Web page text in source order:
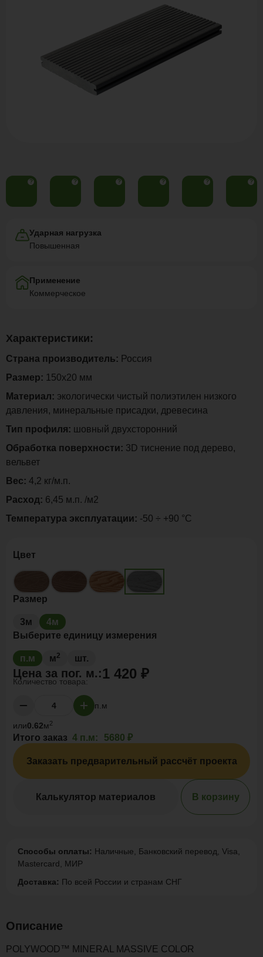
? ? ? ? ? ?
Цвет
Размер
3м
4м
Выберите единицу измерения
п.м м2 шт.
Цена за пог. м.:1 420 ₽
Количество товара:
п.м
или0.62м2
Итого заказ 4 п.м: 5680 ₽
Заказать предварительный рассчёт проекта
Калькулятор материалов В корзину
Способы оплаты: Наличные, Банковский перевод, Visa,
Mastercard, МИР
Доставка: По всей России и странам СНГ
Ударная нагрузка
Повышенная
Применение
Коммерческое
Характеристики:
Страна производитель: Россия
Размер: 150х20 мм
Материал: экологически чистый полиэтилен низкого
давления, минеральные присадки, древесина
Тип профиля: шовный двухсторонний
Обработка поверхности: 3D тиснение под дерево,
вельвет
Вес: 4,2 кг/м.п.
Расход: 6,45 м.п. /м2
Температура эксплуатации: -50 ÷ +90 °C
Описание
POLYWOOD™ MINERAL MASSIVE COLOR